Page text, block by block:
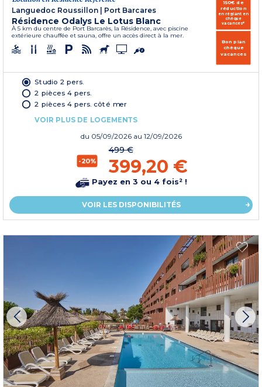
Languedoc Roussillon
Port Barcares
Résidence Odalys Le Lotus Blanc
À 5 km du centre de Port Barcarès, la Résidence, avec piscine
extérieure chauffée et sauna, offre un accès direct à la mer.
150€ de
réduction
en réglant en
chèque
vacances*
Bon plan
chèque
vacances
Studio 2 pers.
2 pièces 4 pers.
2 pièces 4 pers. côté mer
VOIR PLUS DE LOGEMENTS
du 05/09/2026 au 12/09/2026
-20%
499 €
399,20 €
Payez en 3 ou 4 fois² !
VOIR LES DISPONIBILITÉS